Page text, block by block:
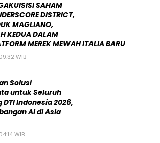
SAHAM
DISTRICT,
MAGLIANO,
KEDUA DALAM
MEREK MEWAH ITALIA BARU
WIB
Solusi
untuk Seluruh
Indonesia 2026,
AI di Asia
WIB